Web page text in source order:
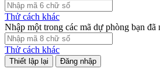
Thử cách khác
Nhập một trong các mã dự phòng bạn đã
Thử cách khác
Đăng nhập